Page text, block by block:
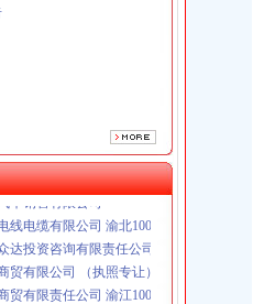
线电缆有限公司 渝北10010万 (进出口权)
达投资咨询有限责任公司 渝九1000万 （
贸有限公司 （执照专让）
贸有限责任公司 渝江100万 （工商注册）
育设施有限公司